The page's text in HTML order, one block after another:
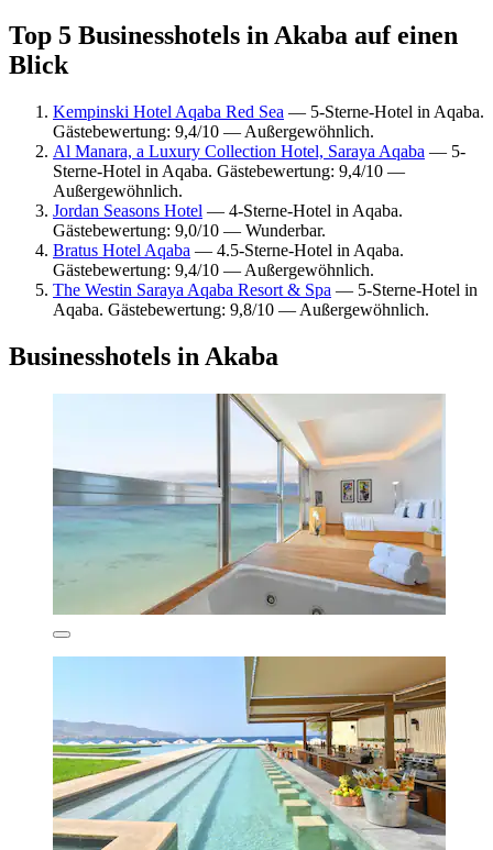
Top 5 Businesshotels in Akaba auf einen
Blick
Kempinski Hotel Aqaba Red Sea — 5-Sterne-Hotel in Aqaba.
Gästebewertung: 9,4/10 — Außergewöhnlich.
Al Manara, a Luxury Collection Hotel, Saraya Aqaba — 5-
Sterne-Hotel in Aqaba. Gästebewertung: 9,4/10 —
Außergewöhnlich.
Jordan Seasons Hotel — 4-Sterne-Hotel in Aqaba.
Gästebewertung: 9,0/10 — Wunderbar.
Bratus Hotel Aqaba — 4.5-Sterne-Hotel in Aqaba.
Gästebewertung: 9,4/10 — Außergewöhnlich.
The Westin Saraya Aqaba Resort & Spa — 5-Sterne-Hotel in
Aqaba. Gästebewertung: 9,8/10 — Außergewöhnlich.
Businesshotels in Akaba